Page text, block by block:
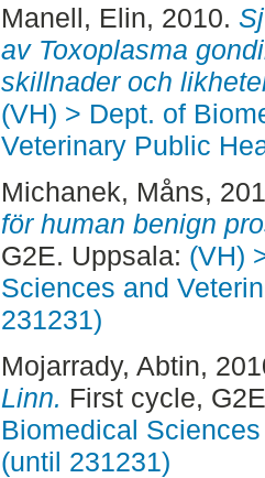
Manell, Elin, 2010.
av Toxoplasma
skillnader och
(VH) > Dept. of
Veterinary Public
Michanek, Måns,
för human benign
G2E. Uppsala: (VH)
Sciences and
231231)
Mojarrady, Abtin,
Linn. First cycle,
Biomedical
(until 231231)